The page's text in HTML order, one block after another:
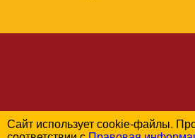
Сайт использует cookie-файлы.